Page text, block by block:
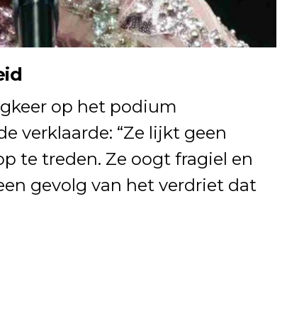
op het podium
verklaarde: “Ze lijkt geen
te treden. Ze oogt fragiel en
gevolg van het verdriet dat